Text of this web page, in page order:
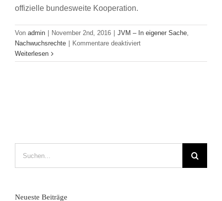
offizielle bundesweite Kooperation.
Von admin November 2nd, 2016 JVM – In eigener Sache,
Nachwuchsrechte
Kommentare deaktiviertfür
Jungen
Weiterlesen
Neueste Beiträge